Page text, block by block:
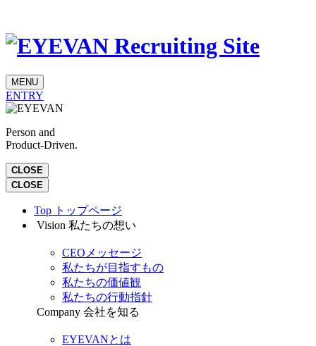
MENU
ENTRY
Person and
Product-Driven.
CLOSE
CLOSE
Top トップページ
Vision 私たちの想い
CEOメッセージ
私たちが目指すもの
私たちの価値観
私たちの行動指針
Company 会社を知る
EYEVANとは